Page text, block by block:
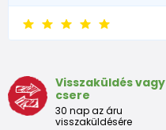
Visszaküldés vagy
csere
30 nap az áru
visszaküldésére